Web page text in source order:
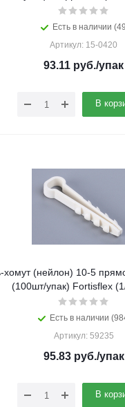
Есть в наличии
Артикул: 15-0420
93.11 руб./упак
В
хомут (нейлон) 10-5
(100шт/упак) Fortisflex
Есть в наличии
Артикул: 59235
95.83руб./упак
В